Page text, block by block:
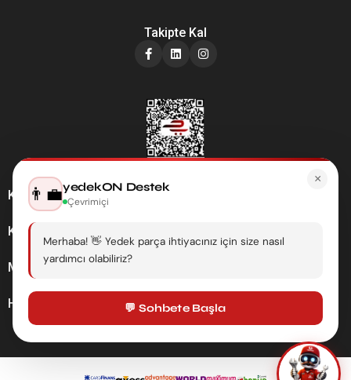
Takipte Kal
Kategoriler
Kurumsal
Müşteri Hizmetleri
Hesabım
×
👨‍💼yedekON Destek
Çevrimiçi
Merhaba! 👋 Yedek parça ihtiyacınız için size nasıl
yardımcı olabiliriz?
💬 Sohbete Başla